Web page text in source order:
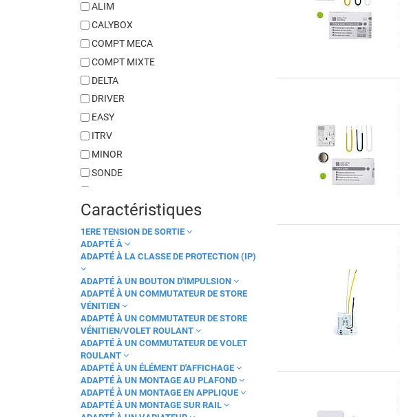
ALIM
CALYBOX
COMPT MECA
COMPT MIXTE
DELTA
DRIVER
EASY
ITRV
MINOR
SONDE
TYBOX
TYCAM
TYDOM
TYMOOV 2
TYMOOV FB
TYMOOV SOLAR
TYWATT
TYWELL
TYXAL
TYXAL+
TYXIA
Caractéristiques
1ERE TENSION DE SORTIE
ADAPTÉ À
ADAPTÉ À LA CLASSE DE PROTECTION (IP)
ADAPTÉ À UN BOUTON D'IMPULSION
ADAPTÉ À UN COMMUTATEUR DE STORE
VÉNITIEN
ADAPTÉ À UN COMMUTATEUR DE STORE
VÉNITIEN/VOLET ROULANT
ADAPTÉ À UN COMMUTATEUR DE VOLET
ROULANT
ADAPTÉ À UN ÉLÉMENT D'AFFICHAGE
ADAPTÉ À UN MONTAGE AU PLAFOND
ADAPTÉ À UN MONTAGE EN APPLIQUE
ADAPTÉ À UN MONTAGE SUR RAIL